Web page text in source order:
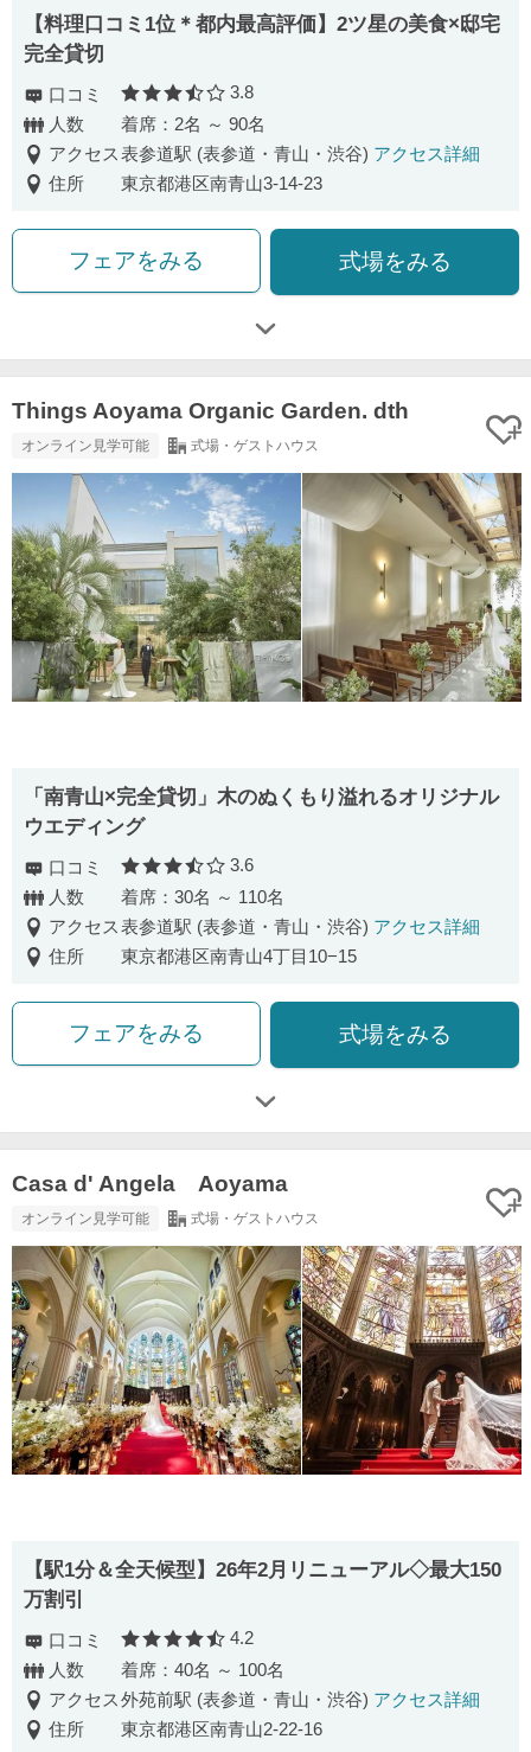
【料理口コミ1位＊都内最高評価】2ツ星の美食×邸宅
完全貸切
口コミ 口コミ評価
3.8
人数
着席：2名 ～ 90名
アクセス表参道駅 (表参道・青山・渋谷) アクセス詳細
住所
東京都港区南青山3-14-23
フェアをみる 式場をみる
Things Aoyama Organic Garden. dth
オンライン見学可能 式場・ゲストハウス
「南青山×完全貸切」木のぬくもり溢れるオリジナル
ウエディング
口コミ 口コミ評価
3.6
人数
着席：30名 ～ 110名
アクセス表参道駅 (表参道・青山・渋谷) アクセス詳細
住所
東京都港区南青山4丁目10−15
フェアをみる 式場をみる
Casa d' Angela Aoyama
オンライン見学可能 式場・ゲストハウス
【駅1分＆全天候型】26年2月リニューアル◇最大150
万割引
口コミ 口コミ評価
4.2
人数
着席：40名 ～ 100名
アクセス外苑前駅 (表参道・青山・渋谷) アクセス詳細
住所
東京都港区南青山2-22-16